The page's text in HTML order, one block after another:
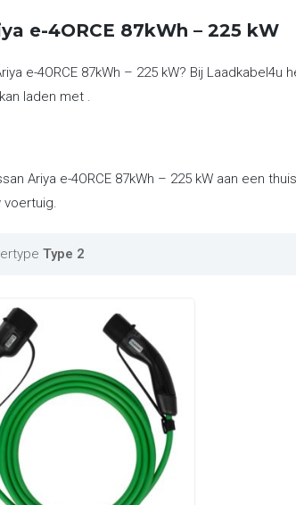
e-4ORCE 87kWh – 225 kW
e-4ORCE 87kWh – 225 kW? Bij
laden met .
Ariya e-4ORCE 87kWh – 225 kW aan een
voertuig.
Type 2